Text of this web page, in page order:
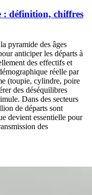
: définition, chiffres
pyramide des âges
anticiper les départs à
des effectifs et
réelle par
(toupie, cylindre, poire
des déséquilibres
Dans des secteurs
de départs sont
devient essentielle pour
des